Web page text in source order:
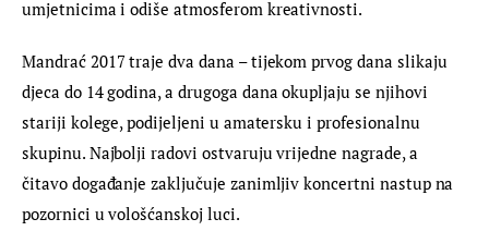
umjetnicima i odiše atmosferom kreativnosti.
Mandrać 2017 traje dva dana – tijekom prvog dana slikaju
djeca do 14 godina, a drugoga dana okupljaju se njihovi
stariji kolege, podijeljeni u amatersku i profesionalnu
skupinu. Najbolji radovi ostvaruju vrijedne nagrade, a
čitavo događanje zaključuje zanimljiv koncertni nastup na
pozornici u vološćanskoj luci.